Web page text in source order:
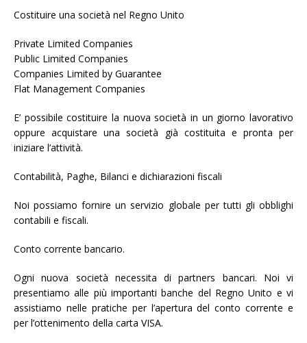
Costituire una società nel Regno Unito
Private Limited Companies
Public Limited Companies
Companies Limited by Guarantee
Flat Management Companies
E’ possibile costituire la nuova società in un giorno lavorativo
oppure acquistare una società già costituita e pronta per
iniziare l’attività.
Contabilità, Paghe, Bilanci e dichiarazioni fiscali
Noi possiamo fornire un servizio globale per tutti gli obblighi
contabili e fiscali.
Conto corrente bancario.
Ogni nuova società necessita di partners bancari. Noi vi
presentiamo alle più importanti banche del Regno Unito e vi
assistiamo nelle pratiche per l’apertura del conto corrente e
per l’ottenimento della carta VISA.